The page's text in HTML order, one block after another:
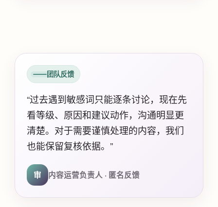
团队反馈
“过去遇到敏感词只能逐条讨论，现在先
看等级、原因和建议动作，沟通明显更
清楚。对于需要谨慎处理的内容，我们
也能保留复核依据。”
审 内容运营负责人 · 匿名反馈